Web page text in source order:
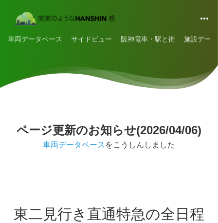
車両データベース サイドビュー 阪神電車・駅と街 施設デー
ページ更新のお知らせ(2026/04/06)
車両データベース をこうしんしました
東二見行き直通特急の全日程